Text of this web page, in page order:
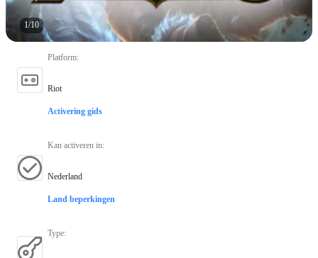
1/10
Platform:
Riot
Activering gids
Kan activeren in:
Nederland
Land beperkingen
Type: